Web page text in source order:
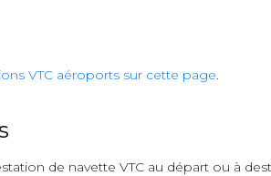
VTC aéroports sur cette page.
de navette VTC au départ ou à